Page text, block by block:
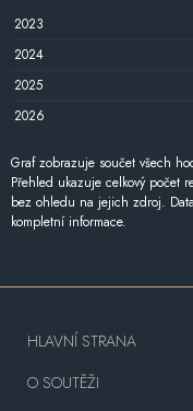
2023
2024
2025
2026
Graf zobrazuje součet všech
Přehled ukazuje celkový počet
bez ohledu na jejich zdroj.
kompletní informace.
HLAVNÍ STRANA
O SOUTĚŽI